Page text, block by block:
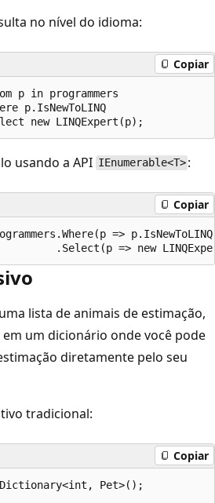
no nível do idioma:
Copiar
p in programmers
p.IsNewToLINQ
usando a API IEnumerable<T> :
Copiar
=>
lista de animais de estimação,
um dicionário onde você pode
diretamente pelo seu
tradicional:
Copiar
Dictionary<int, Pet>();